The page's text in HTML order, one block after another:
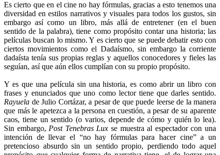
Es cierto que en el cine no hay fórmulas, gracias a esto tenemos una
diversidad en estilos narrativos y visuales para todos los gustos, sin
embargo así como un libro, más allá de entretener (en el buen
sentido de la palabra), tiene como propósito contar una historia; las
películas buscan lo mismo. Y es cierto que se puede debatir esto con
ciertos movimientos como el Dadaísmo, sin embargo la corriente
dadaísta tenía sus propias reglas y aquellos conocedores y fieles las
seguían, así que aún ellos cumplían con su propio propósito.
Y es que una película sin una historia, es como abrir un libro con
frases y enunciados que uno como lector tiene que darles sentido.
Rayuela de Julio Cortázar, a pesar de que puede leerse de la manera
que más le apetezca a la persona en cuestión, a pesar de su aparente
caos, tiene un sentido (o varios, depende de cómo y quién lo lea).
Sin embargo, Post Tenebras Lux se muestra al espectador con una
intención de llevar el “no hay fórmulas para hacer cine” a un
pretencioso absurdo sin un sentido propio, perdiendo todo aquel